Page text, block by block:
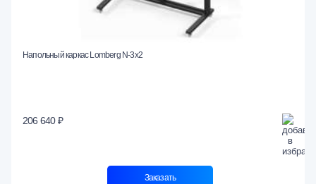
Напольный каркас Lomberg N-3х2
206 640 ₽
Заказать